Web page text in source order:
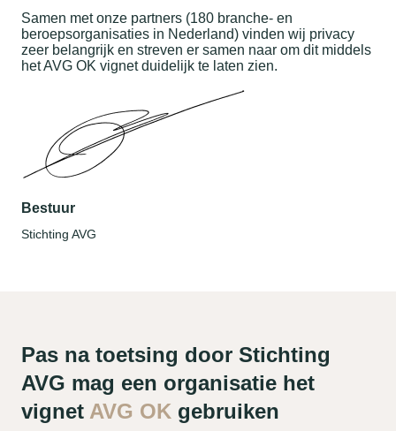
Samen met onze partners (180 branche- en
beroepsorganisaties in Nederland) vinden wij privacy
zeer belangrijk en streven er samen naar om dit middels
het AVG OK vignet duidelijk te laten zien.
Bestuur
Stichting AVG
Pas na toetsing door Stichting
AVG mag een organisatie het
vignet AVG OK gebruiken